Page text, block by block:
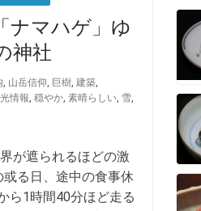
マハゲ」ゆ
神社
, 山岳信仰, 巨樹, 建築,
情報, 穏やか, 素晴らしい, 雪,
が遮られるほどの激
る日、途中の食事休
ら1時間40分ほど走る